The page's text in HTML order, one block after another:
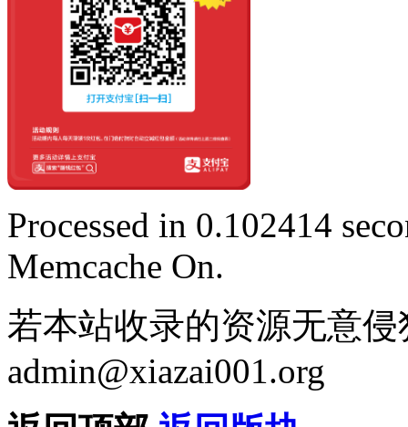
Processed in 0.102414
Memcache On.
若本站收录的资源无意
admin@xiazai001.org